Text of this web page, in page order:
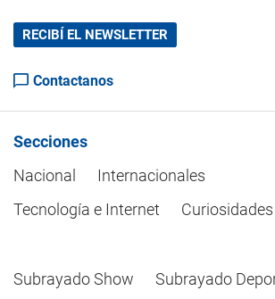
RECIBÍ EL NEWSLETTER
Contactanos
Secciones
Nacional
Internacionales
Tecnología e Internet
Curiosidades
Subrayado Show Subrayado